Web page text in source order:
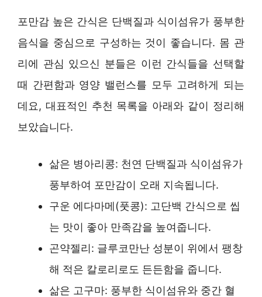
포만감 높은 간식은 단백질과 식이섬유가 풍부한
음식을 중심으로 구성하는 것이 좋습니다. 몸 관
리에 관심 있으신 분들은 이런 간식들을 선택할
때 간편함과 영양 밸런스를 모두 고려하게 되는
데요, 대표적인 추천 목록을 아래와 같이 정리해
보았습니다.
삶은 병아리콩: 천연 단백질과 식이섬유가
풍부하여 포만감이 오래 지속됩니다.
구운 에다마메(풋콩): 고단백 간식으로 씹
는 맛이 좋아 만족감을 높여줍니다.
곤약젤리: 글루코만난 성분이 위에서 팽창
해 적은 칼로리로도 든든함을 줍니다.
삶은 고구마: 풍부한 식이섬유와 중간 혈